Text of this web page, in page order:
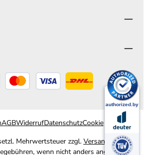
AGBWiderrufDatenschutzCookie
Mehrwertsteuer zzgl. Versandkosten
wenn nicht anders angegeben.